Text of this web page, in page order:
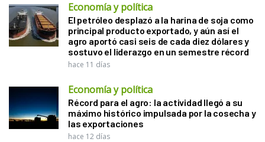
Economía y política
El petróleo desplazó a la harina de soja como
principal producto exportado, y aún así el
agro aportó casi seis de cada diez dólares y
sostuvo el liderazgo en un semestre récord
hace 11 días
Economía y política
Récord para el agro: la actividad llegó a su
máximo histórico impulsada por la cosecha y
las exportaciones
hace 12 días